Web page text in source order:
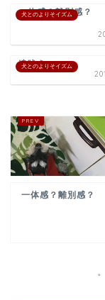
犬とのよりそイズム
一体感？離別感？
犬とのよりそイズム
遠吠え
一体感？離別感？